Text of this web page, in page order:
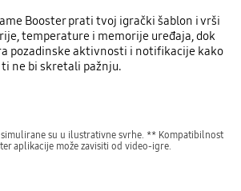
Booster prati tvoj igrački šablon i vrši
temperature i memorije uređaja, dok
pozadinske aktivnosti i notifikacije kako
ti ne bi skretali pažnju.
su u ilustrativne svrhe. ** Kompatibilnost
aplikacije može zavisiti od video-igre.